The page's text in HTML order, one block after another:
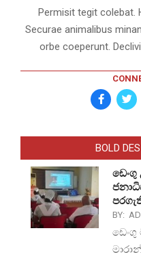
Permisit tegit colebat.
Securae animalibus
orbe coeperunt.
BOLD
BY: